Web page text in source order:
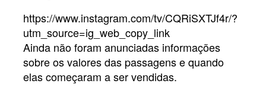
https://www.instagram.com/tv/CQRiSXTJf4r/?
utm_source=ig_web_copy_link
Ainda não foram anunciadas informações
sobre os valores das passagens e quando
elas começaram a ser vendidas.